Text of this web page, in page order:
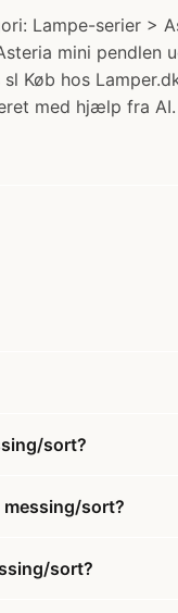
Lampe-serier >
mini
Køb hos
med hjælp fra AI.
sort?
messing/sort?
sort?